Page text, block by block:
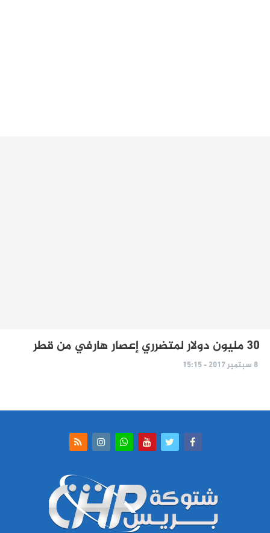
30 مليون دولار لمتضرري إعصار هارفي من قطر
8 سبتمبر 2017 - 15:15